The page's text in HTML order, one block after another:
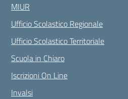
MIUR
Ufficio Scolastico Regionale
Ufficio Scolastico Territoriale
Scuola in Chiaro
Iscrizioni On Line
Invalsi